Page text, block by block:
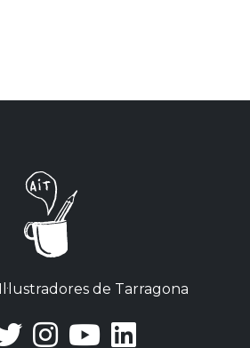
de Tarragona